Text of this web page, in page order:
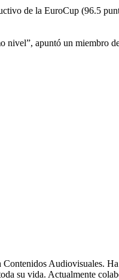
de la EuroCup (96.5
nivel”, apuntó un miembro
Audiovisuales.
su vida. Actualmente